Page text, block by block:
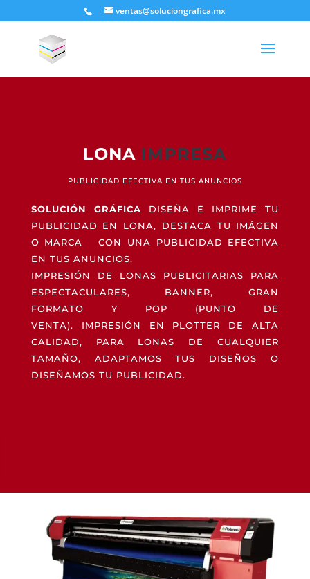
ventas@soluciongrafica.mx
LONA IMPRESA
PUBLICIDAD EFECTIVA EN TUS ANUNCIOS
SOLUCIÓN GRÁFICA DISEÑA E IMPRIME TU
PUBLICIDAD EN LONA, DESTACA TU IMÁGEN
O MARCA CON UNA PUBLICIDAD EFECTIVA
EN TUS ANUNCIOS.
IMPRESIÓN DE LONAS PUBLICITARIAS PARA
ESPECTACULARES, BANNER, GRAN
FORMATO Y POP (PUNTO DE
VENTA). IMPRESIÓN EN PLOTTER DE ALTA
CALIDAD, PARA LONAS DE CUALQUIER
TAMAÑO, ADAPTAMOS TUS DISEÑOS O
DISEÑAMOS TU PUBLICIDAD.